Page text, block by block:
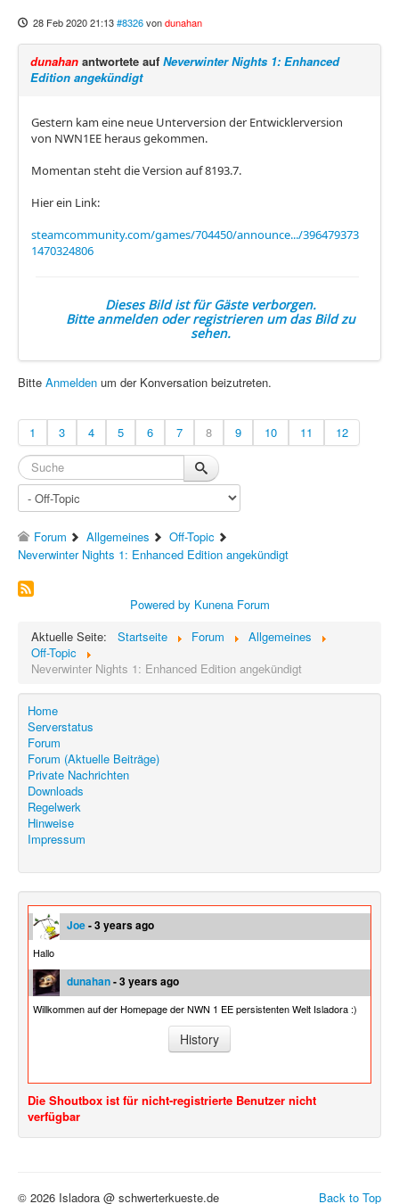
28 Feb 2020 21:13#8326vondunahan
dunahan antwortete auf Neverwinter Nights 1: Enhanced
Edition angekündigt
Gestern kam eine neue Unterversion der Entwicklerversion
von NWN1EE heraus gekommen.
Momentan steht die Version auf 8193.7.
Hier ein Link:
steamcommunity.com/games/704450/announce.../396479373
1470324806
Dieses Bild ist für Gäste verborgen.
Bitte anmelden oder registrieren um das Bild zu
sehen.
Bitte Anmelden um der Konversation beizutreten.
1 3 4 5 6 7 8 9 10 11 12
Forum Allgemeines
Off-Topic
Neverwinter Nights 1: Enhanced Edition angekündigt
Powered by Kunena Forum
Aktuelle Seite:
Startseite Forum
Allgemeines
Off-Topic
Neverwinter Nights 1: Enhanced Edition angekündigt
Home
Serverstatus
Forum
Forum (Aktuelle Beiträge)
Private Nachrichten
Downloads
Regelwerk
Hinweise
Impressum
Joe- 3 years ago
Hallo
dunahan- 3 years ago
Willkommen auf der Homepage der NWN 1 EE persistenten Welt Isladora :)
History
Die Shoutbox ist für nicht-registrierte Benutzer nicht
verfügbar
Back to Top
© 2026 Isladora @ schwerterkueste.de